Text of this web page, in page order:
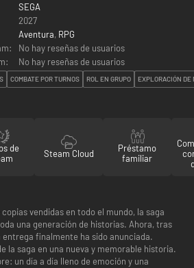
SEGA
2027
Aventura, RPG
No hay reseñas de usuarios
No hay reseñas de usuarios
COMBATE POR TURNOS ROL EN GRUPO EXPLORACIÓN DE
de
Steam Cloud
Préstamo
familiar
vendidas en todo el mundo, la saga
una generación de historias. Ahora, tras
entrega finalmente ha sido anunciada.
la saga en una nueva y memorable historia.
un día a día lleno de emoción y una